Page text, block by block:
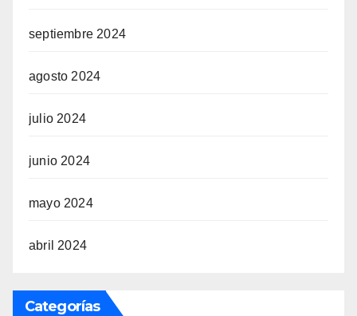
septiembre 2024
agosto 2024
julio 2024
junio 2024
mayo 2024
abril 2024
Categorías